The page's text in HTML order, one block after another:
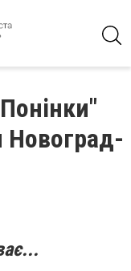
Новоград-